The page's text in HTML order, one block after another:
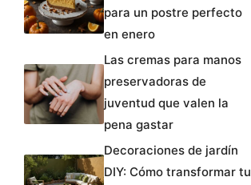
para un postre perfecto
en enero
Las cremas para manos
preservadoras de
juventud que valen la
pena gastar
Decoraciones de jardín
DIY: Cómo transformar tu